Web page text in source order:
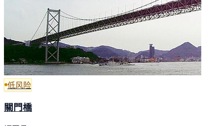
低风险
關門橋